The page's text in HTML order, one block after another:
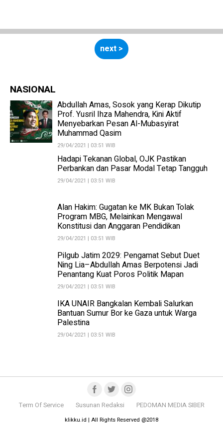
NASIONAL
Abdullah Amas, Sosok yang Kerap Dikutip
Prof. Yusril Ihza Mahendra, Kini Aktif
Menyebarkan Pesan Al-Mubasyirat
Muhammad Qasim
29/04/2021 | 03:51 WIB
Hadapi Tekanan Global, OJK Pastikan
Perbankan dan Pasar Modal Tetap Tangguh
29/04/2021 | 03:51 WIB
Alan Hakim: Gugatan ke MK Bukan Tolak
Program MBG, Melainkan Mengawal
Konstitusi dan Anggaran Pendidikan
29/04/2021 | 03:51 WIB
Pilgub Jatim 2029: Pengamat Sebut Duet
Ning Lia–Abdullah Amas Berpotensi Jadi
Penantang Kuat Poros Politik Mapan
29/04/2021 | 03:51 WIB
IKA UNAIR Bangkalan Kembali Salurkan
Bantuan Sumur Bor ke Gaza untuk Warga
Palestina
29/04/2021 | 03:51 WIB
next >
Term Of Service Susunan Redaksi PEDOMAN MEDIA SIBER
klikku.id | All Rights Reserved @2018